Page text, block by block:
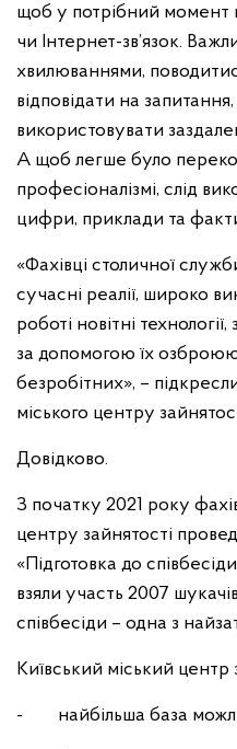
щоб у потрібний момент
чи Інтернет-зв’язок.
хвилюваннями,
відповідати на
використовувати
А щоб легше було
професіоналізмі, слід
цифри, приклади та
«Фахівці столичної
сучасні реалії, широко
роботі новітні
за допомогою їх
безробітних», –
міського центру
Довідково.
З початку 2021 року
центру зайнятості
«Підготовка до
взяли участь 2007
співбесіди – одна з
Київський міський центр
- найбільша база